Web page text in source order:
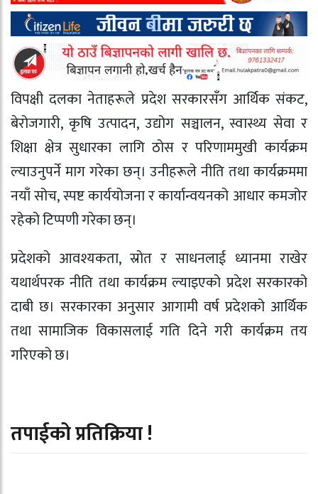
विपक्षी दलका नेताहरूले प्रदेश सरकारसँग आर्थिक संकट,
बेरोजगारी, कृषि उत्पादन, उद्योग सञ्चालन, स्वास्थ्य सेवा र
शिक्षा क्षेत्र सुधारका लागि ठोस र परिणाममुखी कार्यक्रम
ल्याउनुपर्ने माग गरेका छन्। उनीहरूले नीति तथा कार्यक्रममा
नयाँ सोच, स्पष्ट कार्ययोजना र कार्यान्वयनको आधार कमजोर
रहेको टिप्पणी गरेका छन्।
प्रदेशको आवश्यकता, स्रोत र साधनलाई ध्यानमा राखेर
यथार्थपरक नीति तथा कार्यक्रम ल्याइएको प्रदेश सरकारको
दाबी छ। सरकारका अनुसार आगामी वर्ष प्रदेशको आर्थिक
तथा सामाजिक विकासलाई गति दिने गरी कार्यक्रम तय
गरिएको छ।
तपाईको प्रतिक्रिया !